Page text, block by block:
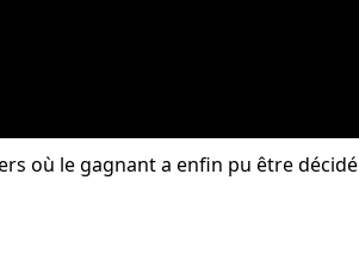
où le gagnant a enfin pu être décidé